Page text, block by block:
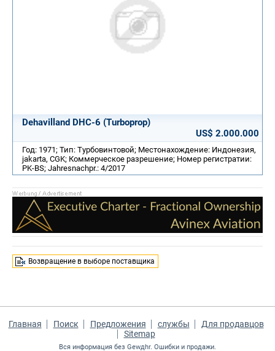
Dehavilland DHC-6 (Turboprop)
US$ 2.000.000
Год: 1971; Тип: Турбовинтовой; Местонахождение: Индонезия,
jakarta, CGK; Коммерческое разрешение; Номер регистратии:
PK-BS; Jahresnachpr.: 4/2017
Возвращение в выборе поставщика
Главная Поиск Предложения службы
Для продавцов
Sitemap
Вся информация без Gewдhr. Ошибки и продажи.